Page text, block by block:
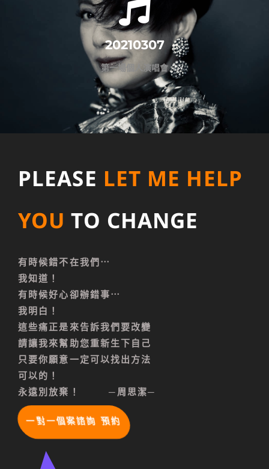
20210307
第一場個人演唱會
PLEASE LET ME HELP
YOU TO CHANGE
有時候錯不在我們⋯
我知道！
有時候好心卻辦錯事⋯
我明白！
這些痛正是來告訴我們要改變
請讓我來幫助您重新生下自己
只要你願意一定可以找出方法
可以的！
永遠別放棄！ ─周思潔─
一對一個案諮詢 預約